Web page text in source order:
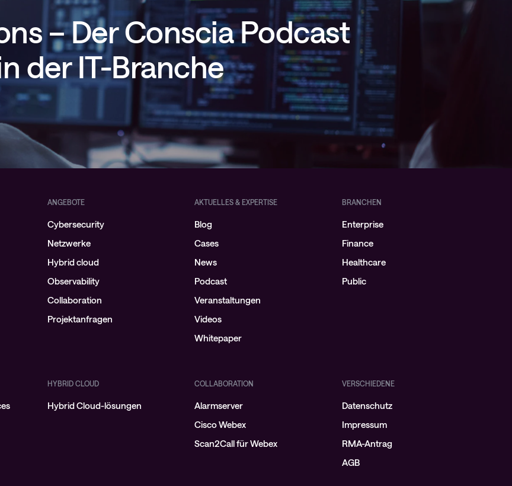
– Der Conscia Podcast
der IT-Branche
ANGEBOTE
Cybersecurity
Netzwerke
Hybrid cloud
Observability
Collaboration
Projektanfragen
AKTUELLES & EXPERTISE
Blog
Cases
News
Podcast
Veranstaltungen
Videos
Whitepaper
BRANCHEN
Enterprise
Finance
Healthcare
Public
HYBRID CLOUD
Hybrid Cloud-lösungen
COLLABORATION
Alarmserver
Cisco Webex
Scan2Call für Webex
VERSCHIEDENE
Datenschutz
Impressum
RMA-Antrag
AGB